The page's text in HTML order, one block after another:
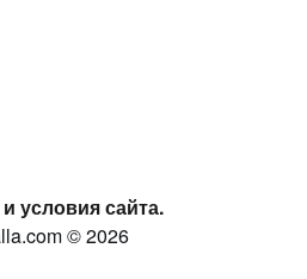
условия сайта.
© 2026